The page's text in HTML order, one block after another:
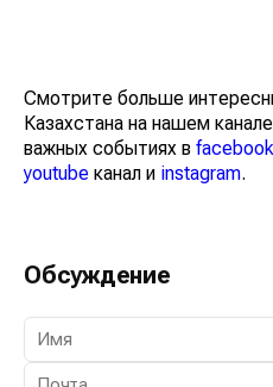
Смотрите больше
Казахстана на нашем канале
важных событиях в facebook
youtube канал и instagram.
Обсуждение